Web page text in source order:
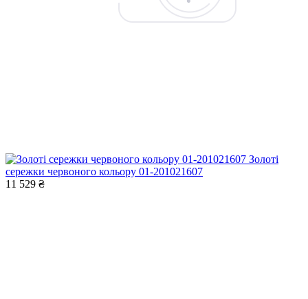
Золоті
сережки червоного кольору 01-201021607
11 529 ₴